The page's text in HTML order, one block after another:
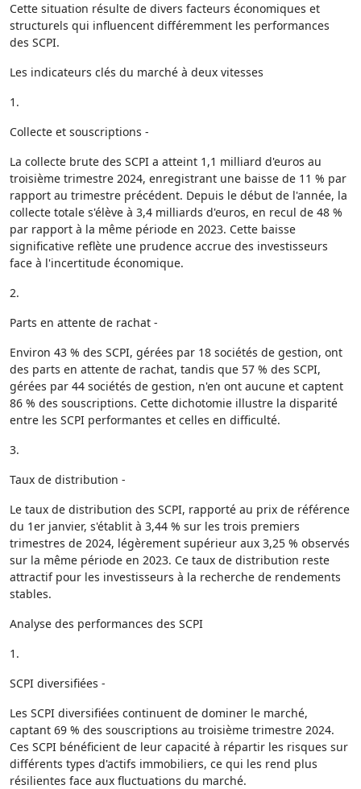
Cette situation résulte de divers facteurs économiques et
structurels qui influencent différemment les performances
des SCPI.
Les indicateurs clés du marché à deux vitesses
1.
Collecte et souscriptions -
La collecte brute des SCPI a atteint 1,1 milliard d'euros au
troisième trimestre 2024, enregistrant une baisse de 11 % par
rapport au trimestre précédent. Depuis le début de l'année, la
collecte totale s'élève à 3,4 milliards d'euros, en recul de 48 %
par rapport à la même période en 2023. Cette baisse
significative reflète une prudence accrue des investisseurs
face à l'incertitude économique.
2.
Parts en attente de rachat -
Environ 43 % des SCPI, gérées par 18 sociétés de gestion, ont
des parts en attente de rachat, tandis que 57 % des SCPI,
gérées par 44 sociétés de gestion, n'en ont aucune et captent
86 % des souscriptions. Cette dichotomie illustre la disparité
entre les SCPI performantes et celles en difficulté.
3.
Taux de distribution -
Le taux de distribution des SCPI, rapporté au prix de référence
du 1er janvier, s'établit à 3,44 % sur les trois premiers
trimestres de 2024, légèrement supérieur aux 3,25 % observés
sur la même période en 2023. Ce taux de distribution reste
attractif pour les investisseurs à la recherche de rendements
stables.
Analyse des performances des SCPI
1.
SCPI diversifiées -
Les SCPI diversifiées continuent de dominer le marché,
captant 69 % des souscriptions au troisième trimestre 2024.
Ces SCPI bénéficient de leur capacité à répartir les risques sur
différents types d'actifs immobiliers, ce qui les rend plus
résilientes face aux fluctuations du marché.